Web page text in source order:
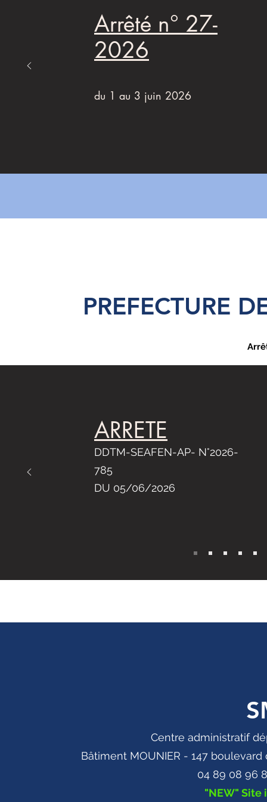
Arrêté n° 27-
2026
du 1 au 3 juin 2026
PREFECTURE
ARRETE
DDTM-SEAFEN-AP- N°2026-
785
DU 05/06/2026
Centre administratif
Bâtiment MOUNIER - 147 boulevard
04 89 08 96
"NEW"